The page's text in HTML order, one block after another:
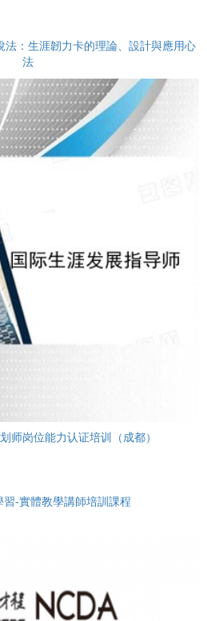
：生涯韌力卡的理論、設計與應用心
法
师岗位能力认证培训（成都）
習-實體教學講師培訓課程